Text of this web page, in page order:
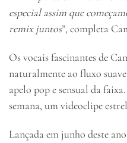
especial assim que
remix juntos”, completa
Os vocais fascinantes de
naturalmente ao fluxo
apelo pop e sensual da
semana, um videoclipe
Lançada em junho deste